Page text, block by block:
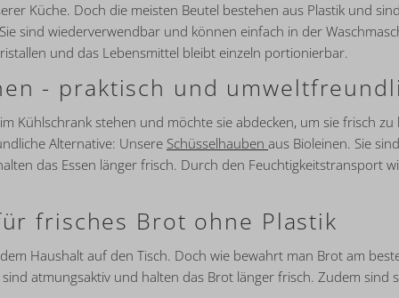
Küche. Doch die meisten Beutel bestehen aus Plastik und
sind wiederverwendbar und können einfach in der
und das Lebensmittel bleibt einzeln portionierbar.
- praktisch und
Kühlschrank stehen und möchte sie abdecken, um sie frisch
Alternative: Unsere Schüsselhauben aus Bioleinen. Sie
das Essen länger frisch. Durch den Feuchtigkeitstransport
frisches Brot ohne Plastik
Haushalt auf den Tisch. Doch wie bewahrt man Brot am
atmungsaktiv und halten das Brot länger frisch. Zudem